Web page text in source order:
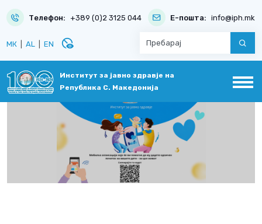
Телефон: +389 (0)2 3125 044 Е-пошта: info@iph.mk
МК AL EN disabled_visible
Институт за јавно здравје на
Република С. Македонија